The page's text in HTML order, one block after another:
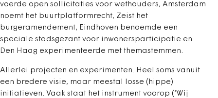
voerde open sollicitaties voor wethouders, Amsterdam
noemt het buurtplatformrecht, Zeist het
burgeramendement, Eindhoven benoemde een
speciale stadsgezant voor ­inwonersparticipatie en
Den Haag experimenteerde met themastemmen.
Allerlei projecten en experimenten. Heel soms vanuit
een bredere visie, maar meestal losse (hippe)
initiatieven. Vaak staat het ­instrument voorop (‘Wij